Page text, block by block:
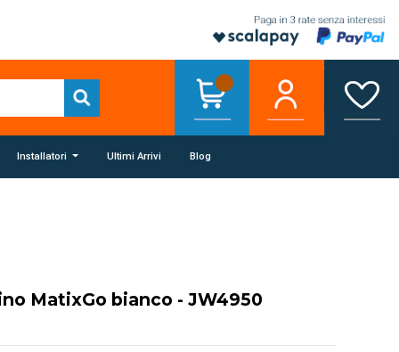
Installatori Ultimi Arrivi Blog
MatixGo bianco - JW4950